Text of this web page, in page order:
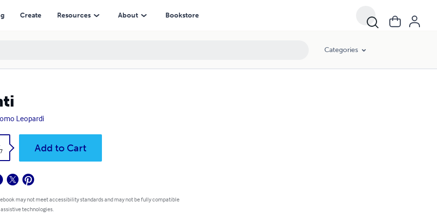
Create Resources About Bookstore
Categories
Leopardi
Add to Cart
may not meet accessibility standards and may not be fully compatible
technologies.